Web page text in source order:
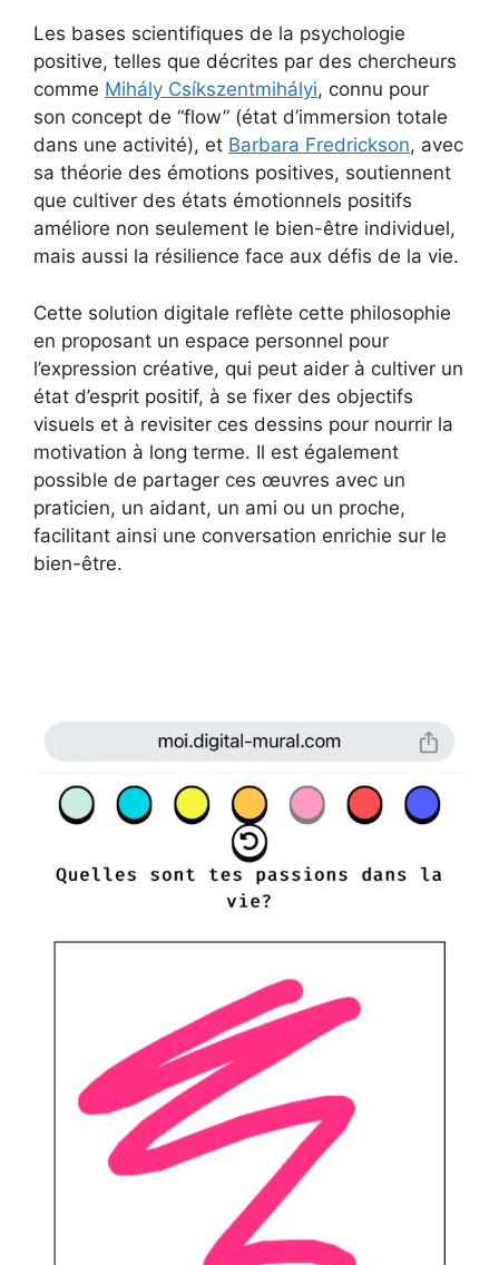
Les bases scientifiques de la psychologie
positive, telles que décrites par des chercheurs
comme Mihály Csíkszentmihályi, connu pour
son concept de “flow” (état d’immersion totale
dans une activité), et Barbara Fredrickson, avec
sa théorie des émotions positives, soutiennent
que cultiver des états émotionnels positifs
améliore non seulement le bien-être individuel,
mais aussi la résilience face aux défis de la vie.
Cette solution digitale reflète cette philosophie
en proposant un espace personnel pour
l’expression créative, qui peut aider à cultiver un
état d’esprit positif, à se fixer des objectifs
visuels et à revisiter ces dessins pour nourrir la
motivation à long terme. Il est également
possible de partager ces œuvres avec un
praticien, un aidant, un ami ou un proche,
facilitant ainsi une conversation enrichie sur le
bien-être.